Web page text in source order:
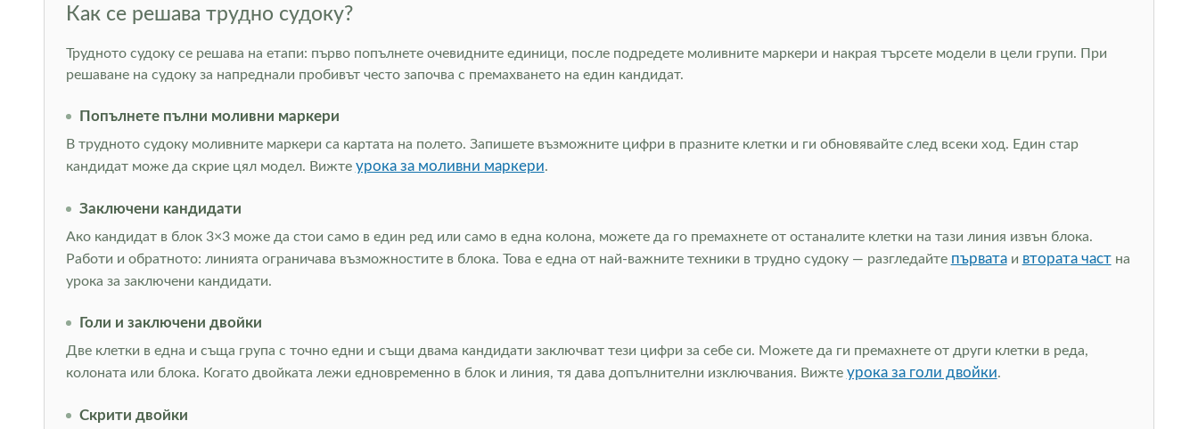
Как се решава трудно судоку?
Трудното судоку се решава на етапи: първо попълнете очевидните единици, после подредете моливните маркери и накрая търсете модели в цели групи. При
решаване на судоку за напреднали пробивът често започва с премахването на един кандидат.
Попълнете пълни моливни маркери
В трудното судоку моливните маркери са картата на полето. Запишете възможните цифри в празните клетки и ги обновявайте след всеки ход. Един стар
кандидат може да скрие цял модел. Вижте урока за моливни маркери.
Заключени кандидати
Ако кандидат в блок 3×3 може да стои само в един ред или само в една колона, можете да го премахнете от останалите клетки на тази линия извън блока.
Работи и обратното: линията ограничава възможностите в блока. Това е една от най-важните техники в трудно судоку — разгледайте първатаи втората частна
урока за заключени кандидати.
Голи и заключени двойки
Две клетки в една и съща група с точно едни и същи двама кандидати заключват тези цифри за себе си. Можете да ги премахнете от други клетки в реда,
колоната или блока. Когато двойката лежи едновременно в блок и линия, тя дава допълнителни изключвания. Вижте урока за голи двойки.
Скрити двойки